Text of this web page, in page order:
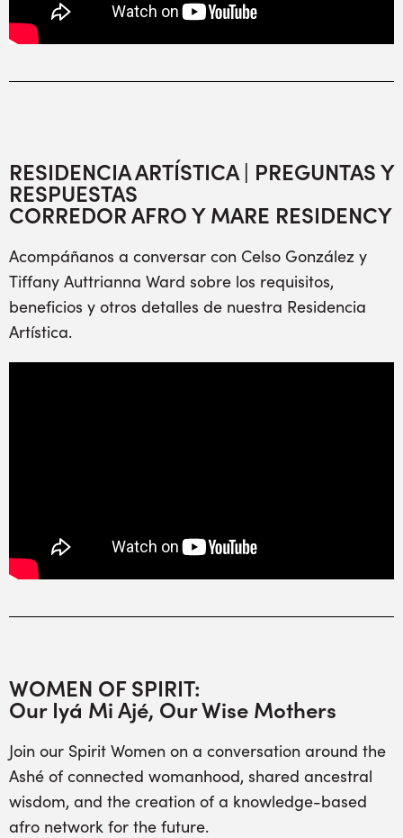
RESIDENCIA ARTÍSTICA | PREGUNTAS Y
RESPUESTAS
CORREDOR AFRO Y MARE RESIDENCY
Acompáñanos a conversar con Celso González y
Tiffany Auttrianna Ward sobre los requisitos,
beneficios y otros detalles de nuestra Residencia
Artística.
WOMEN OF SPIRIT:
Our Iyá Mi Ajé, Our Wise Mothers
Join our Spirit Women on a conversation around the
Ashé of connected womanhood, shared ancestral
wisdom, and the creation of a knowledge-based
afro network for the future.